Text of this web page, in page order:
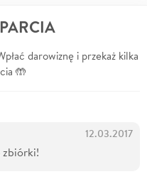
darowiznę i przekaż kilka
🤲
12.03.2017
zbiórki!